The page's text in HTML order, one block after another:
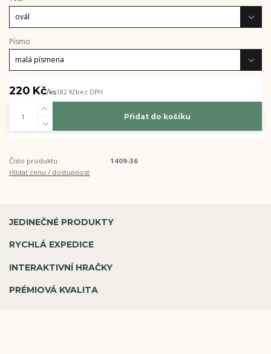
Písmo
220 Kč/ks182 Kčbez DPH
Přidat do košíku
Číslo produktu:
1409-36
Hlídat cenu / dostupnost
JEDINEČNÉ PRODUKTY
RYCHLÁ EXPEDICE
INTERAKTIVNÍ HRAČKY
PRÉMIOVÁ KVALITA